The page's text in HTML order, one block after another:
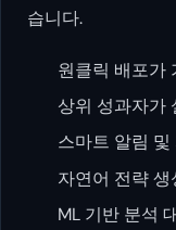
습니다.
원클릭 배포가
상위 성과자가
스마트 알림
자연어 전략 생
ML 기반 분석